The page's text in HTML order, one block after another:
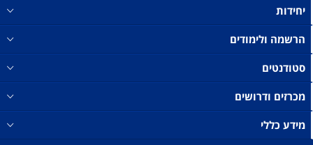
יחידות
הרשמה ולימודים
סטודנטים
מכרזים ודרושים
מידע כללי